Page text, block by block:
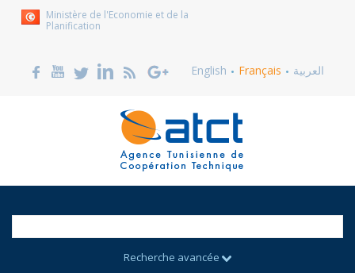
Ministère de l'Economie et de la
Planification
English Français العربية
Recherche avancée